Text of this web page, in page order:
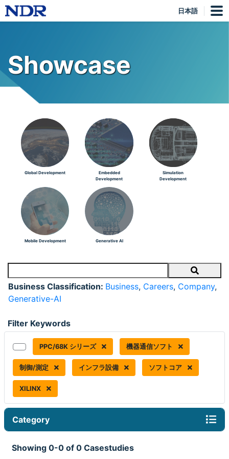
日本語
Showcase
Global Development
Embedded
Development
Simulation
Development
Mobile Development Generative AI
Search
Business Classification: Business, Careers, Company,
Generative-AI
Filter Keywords
PPC/68K シリーズ 機器通信ソフト
制御/測定 インフラ設備 ソフトコア
XILINX
Category
Showing 0-0 of 0 Casestudies